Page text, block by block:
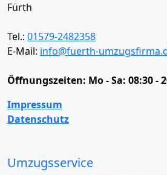
Fürth
Tel.: 01579-2482358
E-Mail: info@fuerth-
Öffnungszeiten: Mo - Sa: 08:30 -
Impressum
Datenschutz
Umzugsservice